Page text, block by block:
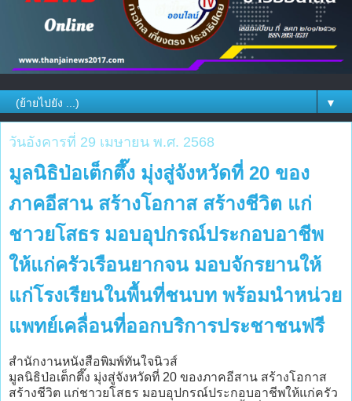
▼
วันอังคารที่ 29 เมษายน พ.ศ. 2568
มูลนิธิป่อเต็กตึ๊ง มุ่งสู่จังหวัดที่ 20 ของ
ภาคอีสาน สร้างโอกาส สร้างชีวิต แก่
ชาวยโสธร มอบอุปกรณ์ประกอบอาชีพ
ให้แก่ครัวเรือนยากจน มอบจักรยานให้
แก่โรงเรียนในพื้นที่ชนบท พร้อมนำหน่วย
แพทย์เคลื่อนที่ออกบริการประชาชนฟรี
สำนักงานหนังสือพิมพ์ทันใจนิวส์
มูลนิธิป่อเต็กตึ๊ง มุ่งสู่จังหวัดที่ 20 ของภาคอีสาน สร้างโอกาส
สร้างชีวิต แก่ชาวยโสธร มอบอุปกรณ์ประกอบอาชีพให้แก่ครัว